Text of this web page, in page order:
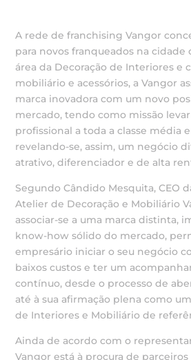
A rede de franchising Vangor
para novos franqueados na cidade
área da Decoração de Interiores e
mobiliário e acessórios, a Vangor
marca inovadora com um novo
mercado, tendo como missão
profissional a toda a classe média
revelando-se, assim, um negócio
atrativo, diferenciador e de alta
Segundo Cândido Mesquita, CEO
Atelier de Decoração e Mobiliário
associar-se a uma marca distinta,
know-how sólido do mercado,
empresário iniciar o seu negócio
baixos custos e ter um
contínuo, desde o processo de
até à sua afirmação plena como
de Interiores e Mobiliário de
Ainda de acordo com o
Vangor está à procura de